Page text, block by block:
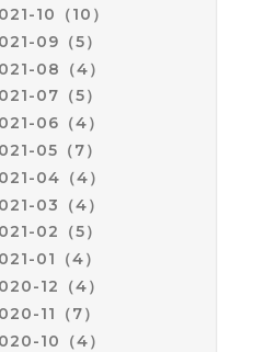
10（10）
09（5）
08（4）
07（5）
06（4）
05（7）
04（4）
03（4）
02（5）
01（4）
12（4）
11（7）
10（4）